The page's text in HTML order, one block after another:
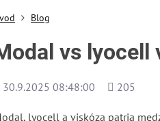
Blog
vs lyocell
30.9.2025 08:48:00
Počet
205
lyocell a viskóza patria